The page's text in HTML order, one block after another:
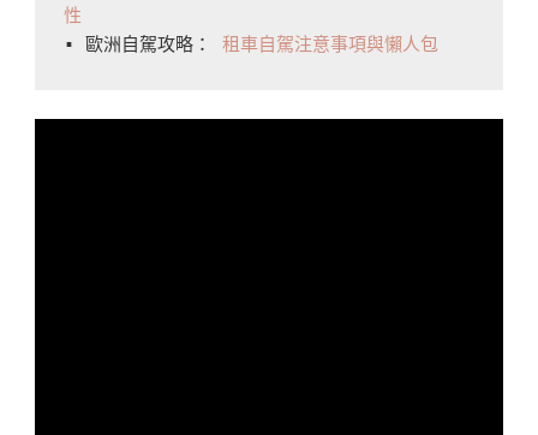
性
▪️ 歐洲自駕攻略： 租車自駕注意事項與懶人包